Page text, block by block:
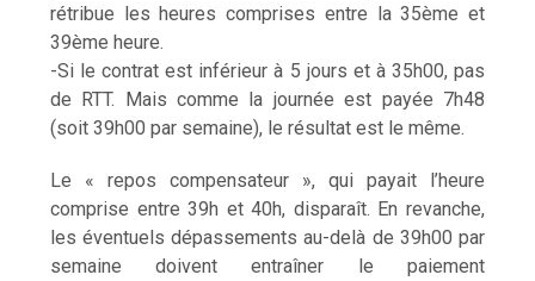
rétribue les heures comprises entre la 35ème et
39ème heure.
-Si le contrat est inférieur à 5 jours et à 35h00, pas
de RTT. Mais comme la journée est payée 7h48
(soit 39h00 par semaine), le résultat est le même.
Le « repos compensateur », qui payait l’heure
comprise entre 39h et 40h, disparaît. En revanche,
les éventuels dépassements au-delà de 39h00 par
semaine doivent entraîner le paiement